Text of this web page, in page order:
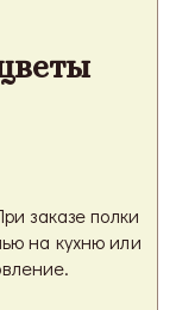
заказе полки
на кухню или